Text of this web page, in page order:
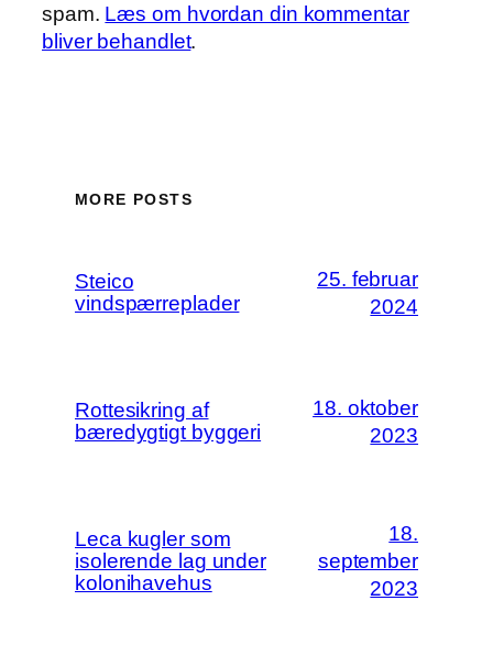
spam. Læs om hvordan din kommentar
bliver behandlet.
MORE POSTS
Steico
vindspærreplader
25. februar
2024
Rottesikring af
bæredygtigt byggeri
18. oktober
2023
Leca kugler som
isolerende lag under
kolonihavehus
18.
september
2023